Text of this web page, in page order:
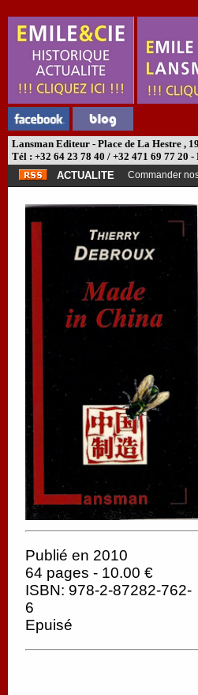
Lansman Editeur - Place de La Hestre ,
Tél : +32 64 23 78 40 / +32 471 69 77 20
ACTUALITE
Commander
Publié en 2010
64 pages - 10.00 €
ISBN: 978-2-87282-762-
6
Epuisé